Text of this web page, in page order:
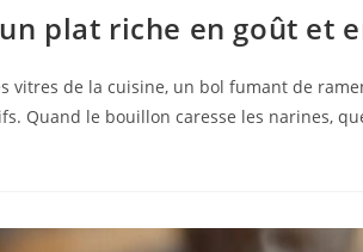
plat riche en goût et
vitres de la cuisine, un bol fumant de
Quand le bouillon caresse les narines,